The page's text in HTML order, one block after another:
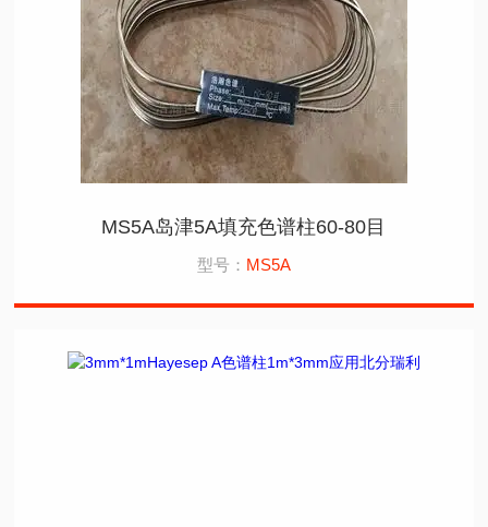
MS5A岛津5A填充色谱柱60-80目
型号： MS5A